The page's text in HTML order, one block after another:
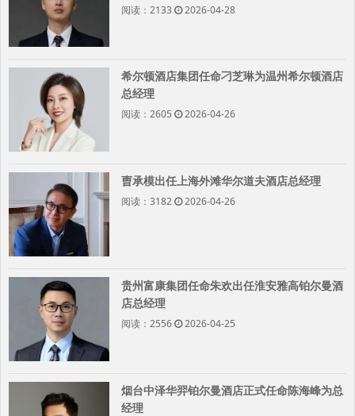
阅读：2133 2026-04-28
希尔顿酒店集团任命刁芝琳为温州希尔顿酒店
总经理
阅读：2605 2026-04-26
曺承模出任上海外滩华尔道夫酒店总经理
阅读：3182 2026-04-26
贵州富康集团任命朱欢出任淮安雅高铂尔曼酒
店总经理
阅读：2556 2026-04-25
烟台中泽华羿铂尔曼酒店正式任命陈海峰为总
经理